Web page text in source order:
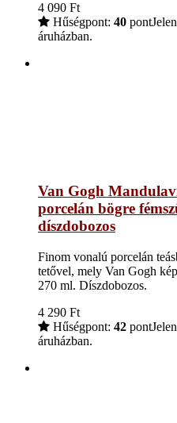
4 090 Ft
Hűségpont: 40 pont
áruházban.
Van Gogh
porcelán bögre
díszdobozos
Finom vonalú porcelán
tetővel, mely Van Gogh
270 ml. Díszdobozos.
4 290 Ft
Hűségpont: 42 pont
áruházban.